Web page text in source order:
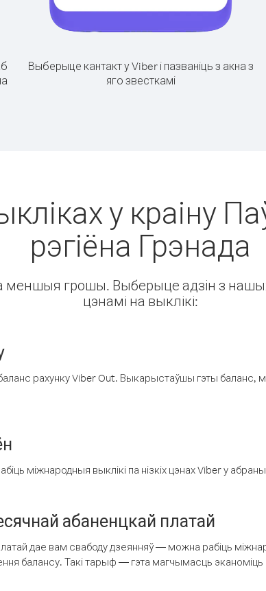
Выберыце кантакт у Viber і пазваніць з акна з
яго звесткамі
у краіну
рэгіёна Грэнада
меншыя грошы. Выберыце адзін з нашых
цэнамі на выклікі:
рахунку Viber Out. Выкарыстаўшы гэты баланс,
міжнародныя выклікі па нізкіх цэнах Viber у
абаненцкай платай
дае вам свабоду дзеянняў — можна рабіць
балансу. Такі тарыф — гэта магчымасць эканоміць